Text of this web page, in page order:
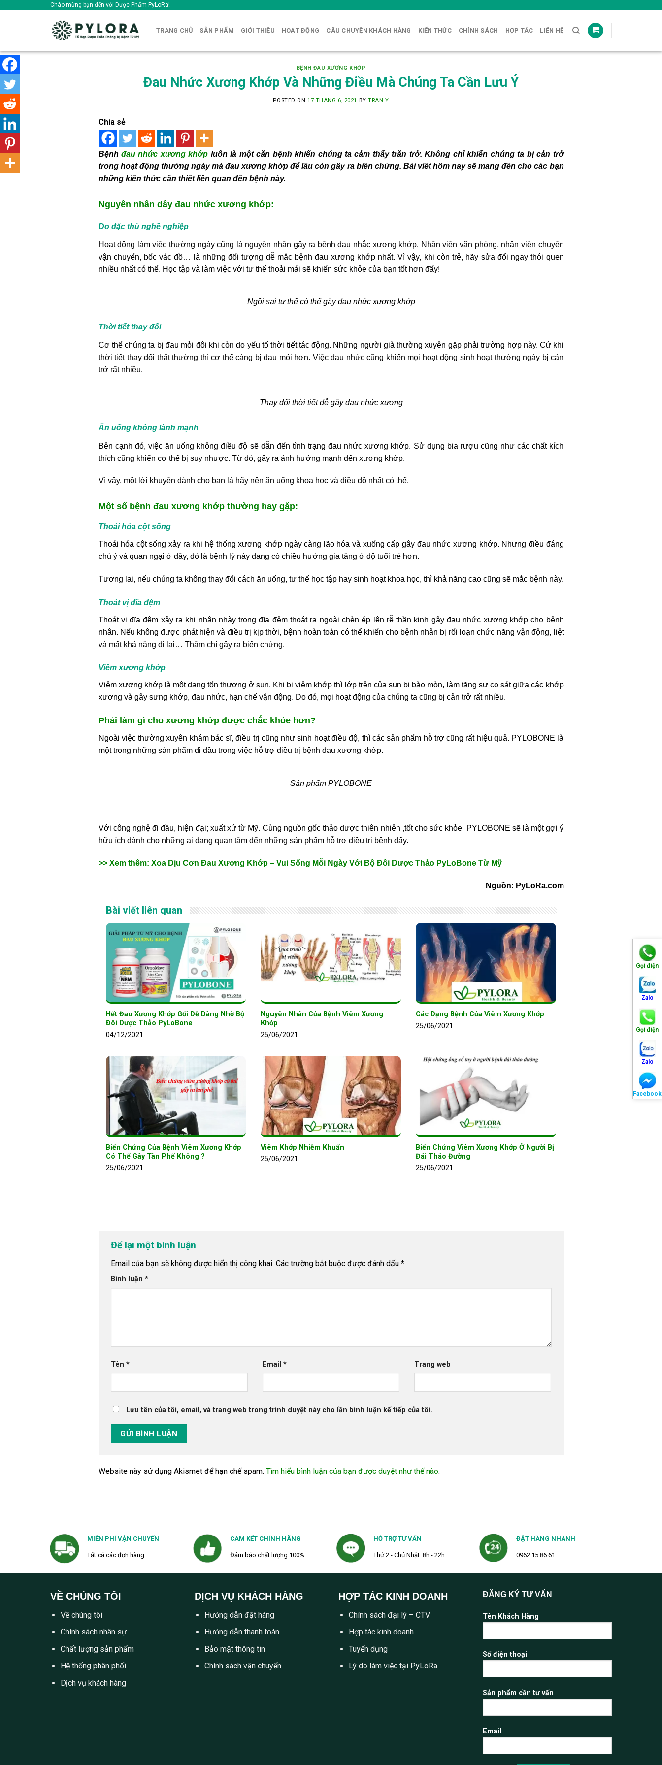
Chào mừng bạn đến với Dược Phẩm PyLoRa!
TRANG CHỦ SẢN PHẨM GIỚI THIỆU HOẠT ĐỘNG CÂU CHUYỆN KHÁCH HÀNG KIẾN THỨC CHÍNH SÁCH HỢP TÁC LIÊN HỆ
Gọi điện
Zalo
Gọi điện
Zalo
Facebook
BỆNH ĐAU XƯƠNG KHỚP
Đau Nhức Xương Khớp Và Những Điều Mà Chúng Ta Cần Lưu Ý
POSTED ON 17 THÁNG 6, 2021 BYTRAN Y
Chia sẻ
Bệnh đau nhức xương khớp luôn là một căn bệnh khiến chúng ta cảm thấy trăn trở. Không chỉ khiến chúng ta bị cản trở
trong hoạt động thường ngày mà đau xương khớp để lâu còn gây ra biến chứng. Bài viết hôm nay sẽ mang đến cho các bạn
những kiến thức cần thiết liên quan đến bệnh này.
Nguyên nhân dây đau nhức xương khớp:
Do đặc thù nghề nghiệp
Hoạt động làm việc thường ngày cũng là nguyên nhân gây ra bệnh đau nhắc xương khớp. Nhân viên văn phòng, nhân viên chuyên
vận chuyển, bốc vác đồ… là những đối tượng dễ mắc bệnh đau xương khớp nhất. Vì vậy, khi còn trẻ, hãy sửa đổi ngay thói quen
nhiều nhất có thể. Học tập và làm việc với tư thế thoải mái sẽ khiến sức khỏe của bạn tốt hơn đấy!
Ngồi sai tư thế có thể gây đau nhức xương khớp
Thời tiết thay đổi
Cơ thể chúng ta bị đau mỏi đôi khi còn do yếu tố thời tiết tác động. Những người già thường xuyên gặp phải trường hợp này. Cứ khi
thời tiết thay đổi thất thường thì cơ thể càng bị đau mỏi hơn. Việc đau nhức cũng khiến mọi hoạt động sinh hoạt thường ngày bị cản
trở rất nhiều.
Thay đổi thời tiết dễ gây đau nhức xương
Ăn uống không lành mạnh
Bên cạnh đó, việc ăn uống không điều độ sẽ dẫn đến tình trạng đau nhức xương khớp. Sử dụng bia rượu cũng như các chất kích
thích cũng khiến cơ thể bị suy nhược. Từ đó, gây ra ảnh hưởng mạnh đến xương khớp.
Vì vậy, một lời khuyên dành cho bạn là hãy nên ăn uống khoa học và điều độ nhất có thể.
Một số bệnh đau xương khớp thường hay gặp:
Thoái hóa cột sống
Thoái hóa cột sống xảy ra khi hệ thống xương khớp ngày càng lão hóa và xuống cấp gây đau nhức xương khớp. Nhưng điều đáng
chú ý và quan ngại ở đây, đó là bệnh lý này đang có chiều hướng gia tăng ở độ tuổi trẻ hơn.
Tương lai, nếu chúng ta không thay đổi cách ăn uống, tư thế học tập hay sinh hoạt khoa học, thì khả năng cao cũng sẽ mắc bệnh này.
Thoát vị đĩa đệm
Thoát vị đĩa đệm xảy ra khi nhân nhày trong đĩa đệm thoát ra ngoài chèn ép lên rễ thần kinh gây đau nhức xương khớp cho bệnh
nhân. Nếu không được phát hiện và điều trị kịp thời, bệnh hoàn toàn có thể khiến cho bệnh nhân bị rối loạn chức năng vận động, liệt
và mất khả năng đi lại… Thậm chí gây ra biến chứng.
Viêm xương khớp
Viêm xương khớp là một dạng tổn thương ở sụn. Khi bị viêm khớp thì lớp trên của sụn bị bào mòn, làm tăng sự cọ sát giữa các khớp
xương và gây sưng khớp, đau nhức, hạn chế vận động. Do đó, mọi hoạt động của chúng ta cũng bị cản trở rất nhiều.
Phải làm gì cho xương khớp được chắc khỏe hơn?
Ngoài việc thường xuyên khám bác sĩ, điều trị cũng như sinh hoạt điều độ, thì các sản phẩm hỗ trợ cũng rất hiệu quả. PYLOBONE là
một trong những sản phẩm đi đầu trong việc hỗ trợ điều trị bệnh đau xương khớp.
Sản phẩm PYLOBONE
Với công nghệ đi đầu, hiện đại; xuất xứ từ Mỹ. Cùng nguồn gốc thảo dược thiên nhiên ,tốt cho sức khỏe. PYLOBONE sẽ là một gợi ý
hữu ích dành cho những ai đang quan tâm đến những sản phẩm hỗ trợ điều trị bệnh đấy.
>> Xem thêm: Xoa Dịu Cơn Đau Xương Khớp – Vui Sống Mỗi Ngày Với Bộ Đôi Dược Thảo PyLoBone Từ Mỹ
Nguồn: PyLoRa.com
Bài viết liên quan
Hết Đau Xương Khớp Gối Dễ Dàng Nhờ Bộ
Đôi Dược Thảo PyLoBone
04/12/2021
Nguyên Nhân Của Bệnh Viêm Xương
Khớp
25/06/2021
Các Dạng Bệnh Của Viêm Xương Khớp
25/06/2021
Biến Chứng Của Bệnh Viêm Xương Khớp
Có Thể Gây Tàn Phế Không ?
25/06/2021
Viêm Khớp Nhiễm Khuẩn
25/06/2021
Biến Chứng Viêm Xương Khớp Ở Người Bị
Đái Tháo Đường
25/06/2021
Để lại một bình luận
Email của bạn sẽ không được hiển thị công khai. Các trường bắt buộc được đánh dấu *
Bình luận *
Tên * Email * Trang web
Lưu tên của tôi, email, và trang web trong trình duyệt này cho lần bình luận kế tiếp của tôi.
Website này sử dụng Akismet để hạn chế spam. Tìm hiểu bình luận của bạn được duyệt như thế nào.
MIỄN PHÍ VẬN CHUYỂN
Tất cả các đơn hàng
CAM KẾT CHÍNH HÃNG
Đảm bảo chất lượng 100%
HỖ TRỢ TƯ VẤN
Thứ 2 - Chủ Nhật: 8h - 22h
ĐẶT HÀNG NHANH
0962 15 86 61
VỀ CHÚNG TÔI
Về chúng tôi
Chính sách nhân sự
Chất lượng sản phẩm
Hệ thống phân phối
Dịch vụ khách hàng
DỊCH VỤ KHÁCH HÀNG
Hướng dẫn đặt hàng
Hướng dẫn thanh toán
Bảo mật thông tin
Chính sách vận chuyển
HỢP TÁC KINH DOANH
Chính sách đại lý – CTV
Hợp tác kinh doanh
Tuyển dụng
Lý do làm việc tại PyLoRa
ĐĂNG KÝ TƯ VẤN
Tên Khách Hàng
Số điện thoại
Sản phẩm cần tư vấn
Email